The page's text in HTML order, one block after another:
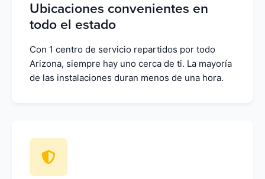
Ubicaciones convenientes en
todo el estado
Con 1 centro de servicio repartidos por todo
Arizona, siempre hay uno cerca de ti. La mayoría
de las instalaciones duran menos de una hora.